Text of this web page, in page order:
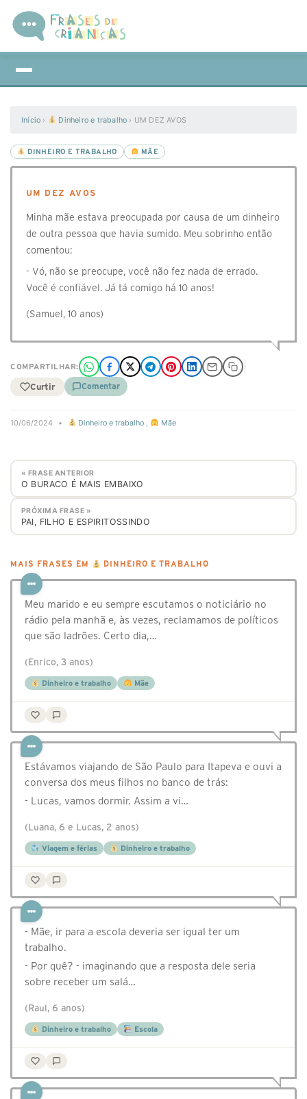
Início › Dinheiro e trabalho › UM DEZ AVOS
DINHEIRO E TRABALHO MÃE
UM DEZ AVOS
Minha mãe estava preocupada por causa de um dinheiro
de outra pessoa que havia sumido. Meu sobrinho então
comentou:
- Vó, não se preocupe, você não fez nada de errado.
Você é confiável. Já tá comigo há 10 anos!
(Samuel, 10 anos)
COMPARTILHAR:
Curtir Comentar
10/06/2024 • Dinheiro e trabalho , Mãe
« FRASE ANTERIOR
O BURACO É MAIS EMBAIXO
PRÓXIMA FRASE »
PAI, FILHO E ESPIRITOSSINDO
MAIS FRASES EM DINHEIRO E TRABALHO
Meu marido e eu sempre escutamos o noticiário no
rádio pela manhã e, às vezes, reclamamos de políticos
que são ladrões. Certo dia,…
(Enrico, 3 anos)
Dinheiro e trabalho Mãe
Estávamos viajando de São Paulo para Itapeva e ouvi a
conversa dos meus filhos no banco de trás:
- Lucas, vamos dormir. Assim a vi…
(Luana, 6 e Lucas, 2 anos)
Viagem e férias Dinheiro e trabalho
- Mãe, ir para a escola deveria ser igual ter um
trabalho.
- Por quê? - imaginando que a resposta dele seria
sobre receber um salá…
(Raul, 6 anos)
Dinheiro e trabalho Escola